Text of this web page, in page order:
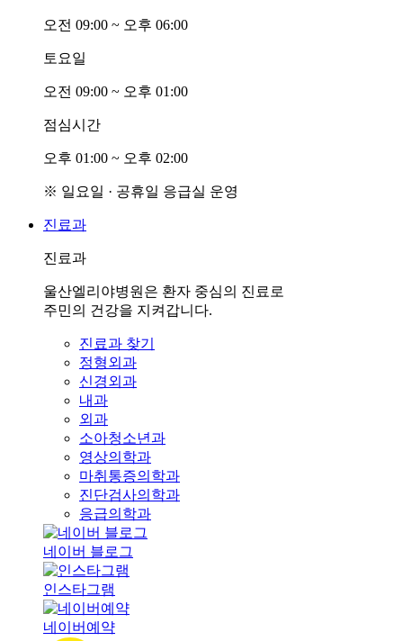
오전 09:00 ~ 오후 06:00
토요일
오전 09:00 ~ 오후 01:00
점심시간
오후 01:00 ~ 오후 02:00
※ 일요일 · 공휴일 응급실 운영
진료과
진료과
울산엘리야병원은 환자 중심의 진료로
주민의 건강을 지켜갑니다.
진료과 찾기
정형외과
신경외과
내과
외과
소아청소년과
영상의학과
마취통증의학과
진단검사의학과
응급의학과
네이버 블로그
인스타그램
네이버예약